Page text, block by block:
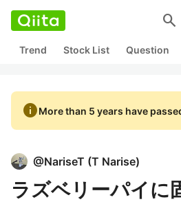
search
Trend Stock List Question
infoMore than 5 years have
@NariseT (T Narise)
ラズベリーパイに